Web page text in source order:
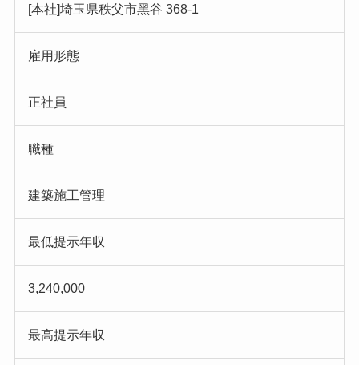
[本社]埼玉県秩父市黑谷 368-1
雇用形態
正社員
職種
建築施工管理
最低提示年収
3,240,000
最高提示年収